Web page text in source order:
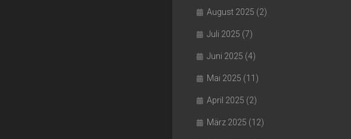
August 2025 (2)
Juli 2025 (7)
Juni 2025 (4)
Mai 2025 (11)
April 2025 (2)
März 2025 (12)